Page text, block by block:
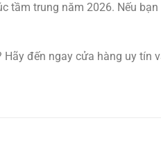
tầm trung năm 2026. Nếu
đến ngay cửa hàng uy tín